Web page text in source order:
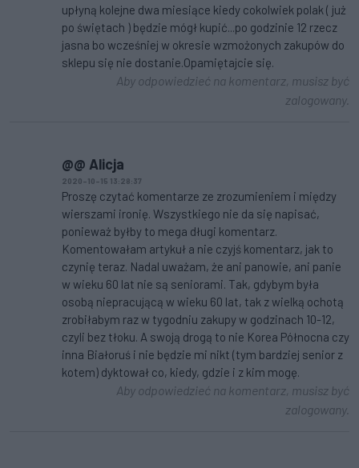
upłyną kolejne dwa miesiące kiedy cokolwiek polak ( już
po świętach ) będzie mógł kupić...po godzinie 12 rzecz
jasna bo wcześniej w okresie wzmożonych zakupów do
sklepu się nie dostanie.Opamiętajcie się.
Aby odpowiedzieć na komentarz, musisz być
zalogowany.
@@ Alicja
2020-10-15 13:28:37
Proszę czytać komentarze ze zrozumieniem i między
wierszami ironię. Wszystkiego nie da się napisać,
ponieważ byłby to mega długi komentarz.
Komentowałam artykuł a nie czyjś komentarz, jak to
czynię teraz. Nadal uważam, że ani panowie, ani panie
w wieku 60 lat nie są seniorami. Tak, gdybym była
osobą niepracującą w wieku 60 lat, tak z wielką ochotą
zrobiłabym raz w tygodniu zakupy w godzinach 10-12,
czyli bez tłoku. A swoją drogą to nie Korea Północna czy
inna Białoruś i nie będzie mi nikt (tym bardziej senior z
kotem) dyktował co, kiedy, gdzie i z kim mogę.
Aby odpowiedzieć na komentarz, musisz być
zalogowany.